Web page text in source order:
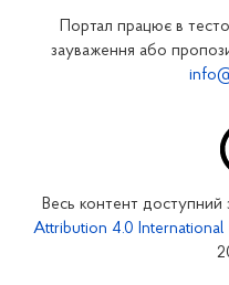
Закарпатське відділення
Запорізьке відділення
Кіровоградське відділення
Портал працює в
зауваження або
Весь контент доступний
Attribution 4.0 International